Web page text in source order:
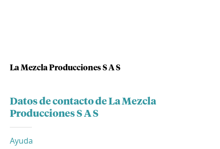
La Mezcla Producciones S A S
Datos de contacto de La Mezcla
Producciones S A S
Ayuda